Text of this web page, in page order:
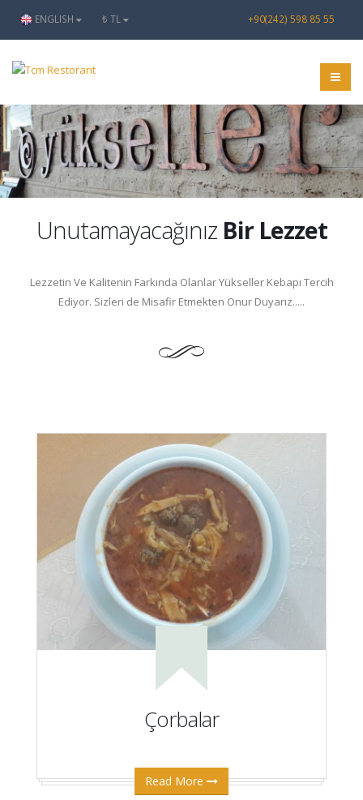
ENGLISH ₺ TL +90(242) 598 85 55
Unutamayacağınız Bir Lezzet
Lezzetin Ve Kalitenin Farkında Olanlar Yükseller Kebapı Tercih
Ediyor. Sizleri de Misafir Etmekten Onur Duyarız.....
Çorbalar
Read More